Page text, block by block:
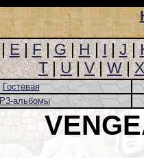
E|F|G|H|I|J|
T|U|V|W|X
Гостевая
альбомы